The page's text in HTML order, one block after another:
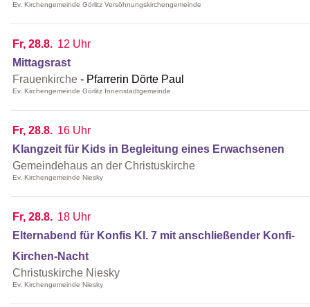
Ev. Kirchengemeinde Görlitz Versöhnungskirchengemeinde
Fr, 28.8. 12 Uhr
Mittagsrast
Frauenkirche
Pfarrerin Dörte Paul
Ev. Kirchengemeinde Görlitz Innenstadtgemeinde
Fr, 28.8. 16 Uhr
Klangzeit für Kids in Begleitung eines Erwachsenen
Gemeindehaus an der Christuskirche
Ev. Kirchengemeinde Niesky
Fr, 28.8. 18 Uhr
Elternabend für Konfis Kl. 7 mit anschließender Konfi-
Kirchen-Nacht
Christuskirche Niesky
Ev. Kirchengemeinde Niesky